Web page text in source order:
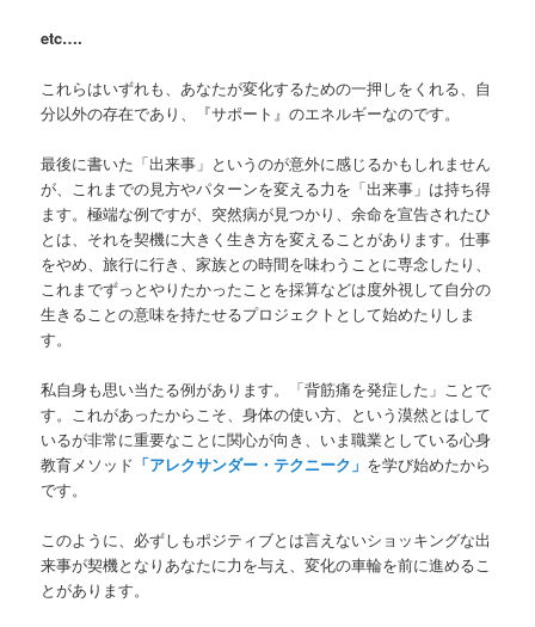
etc….
これらはいずれも、あなたが変化するための一押しをくれる、自
分以外の存在であり、『サポート』のエネルギーなのです。
最後に書いた「出来事」というのが意外に感じるかもしれません
が、これまでの見方やパターンを変える力を「出来事」は持ち得
ます。極端な例ですが、突然病が見つかり、余命を宣告されたひ
とは、それを契機に大きく生き方を変えることがあります。仕事
をやめ、旅行に行き、家族との時間を味わうことに専念したり、
これまでずっとやりたかったことを採算などは度外視して自分の
生きることの意味を持たせるプロジェクトとして始めたりしま
す。
私自身も思い当たる例があります。「背筋痛を発症した」ことで
す。これがあったからこそ、身体の使い方、という漠然とはして
いるが非常に重要なことに関心が向き、いま職業としている心身
教育メソッド 「アレクサンダー・テクニーク」 を学び始めたから
です。
このように、必ずしもポジティブとは言えないショッキングな出
来事が契機となりあなたに力を与え、変化の車輪を前に進めるこ
とがあります。